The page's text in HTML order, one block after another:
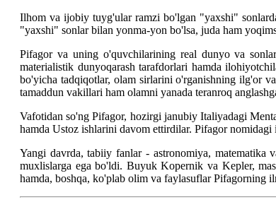
Ilhom va ijobiy tuyg'ular ramzi bo'lgan "yaxshi"
"yaxshi" sonlar bilan yonma-yon bo'lsa, juda ham
Pifagor va uning o'quvchilarining real dunyo va
materialistik dunyoqarash tarafdorlari hamda
bo'yicha tadqiqotlar, olam sirlarini o'rganishning ilg'or
tamaddun vakillari ham olamni yanada teranroq
Vafotidan so'ng Pifagor, hozirgi janubiy Italiyadagi
hamda Ustoz ishlarini davom ettirdilar. Pifagor
Yangi davrda, tabiiy fanlar - astronomiya, matematika
muxlislarga ega bo'ldi. Buyuk Kopernik va Kepler,
hamda, boshqa, ko'plab olim va faylasuflar Pifagorning